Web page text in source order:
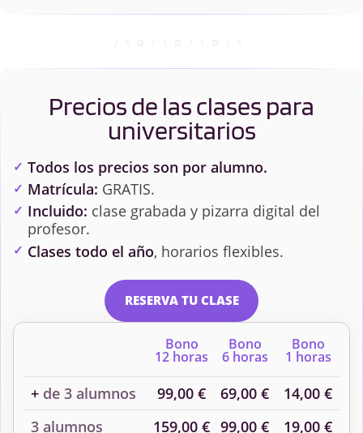
Precios de las clases para
universitarios
Todos los precios son por alumno.
Matrícula: GRATIS.
Incluido: clase grabada y pizarra digital del
profesor.
Clases todo el año, horarios flexibles.
RESERVA TU CLASE
Bono
12 horas
Bono
6 horas
Bono
1 horas
+ de 3 alumnos 99,00 € 69,00 €
14,00 €
3 alumnos
159,00 € 99,00 € 19,00 €